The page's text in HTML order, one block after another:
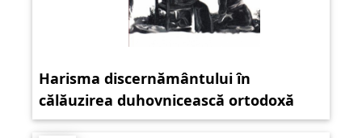
Harisma discernământului în
călăuzirea duhovnicească ortodoxă